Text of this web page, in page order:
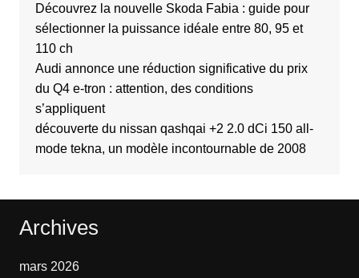
Découvrez la nouvelle Skoda Fabia : guide pour
sélectionner la puissance idéale entre 80, 95 et
110 ch
Audi annonce une réduction significative du prix
du Q4 e-tron : attention, des conditions
s’appliquent
découverte du nissan qashqai +2 2.0 dCi 150 all-
mode tekna, un modèle incontournable de 2008
Archives
mars 2026